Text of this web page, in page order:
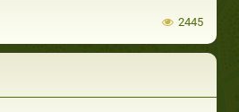
2445